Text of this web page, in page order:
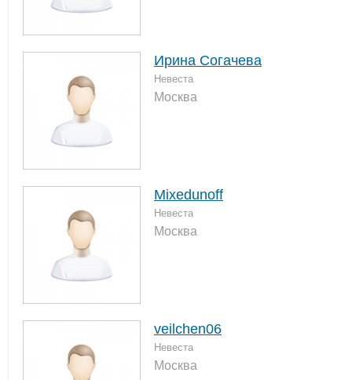
Ирина Согачева
Невеста
Москва
Mixedunoff
Невеста
Москва
veilchen06
Невеста
Москва